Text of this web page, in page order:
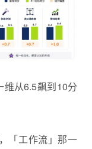
维从6.5飙到10分
「工作流」那一